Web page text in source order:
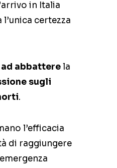
in Italia
certezza
abbatterela
sugli
.
l’efficacia
di raggiungere